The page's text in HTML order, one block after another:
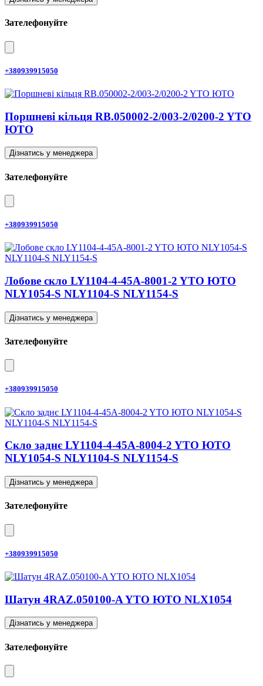
Зателефонуйте
+380939915050
Поршневі кільця RB.050002-2/003-2/0200-2 YTO
ЮТО
Дізнатись у менеджера
Зателефонуйте
+380939915050
Лобове скло LY1104-4-45A-8001-2 YTO ЮТО
NLY1054-S NLY1104-S NLY1154-S
Дізнатись у менеджера
Зателефонуйте
+380939915050
Скло заднє LY1104-4-45A-8004-2 YTO ЮТО
NLY1054-S NLY1104-S NLY1154-S
Дізнатись у менеджера
Зателефонуйте
+380939915050
Шатун 4RAZ.050100-A YTO ЮТО NLX1054
Дізнатись у менеджера
Зателефонуйте